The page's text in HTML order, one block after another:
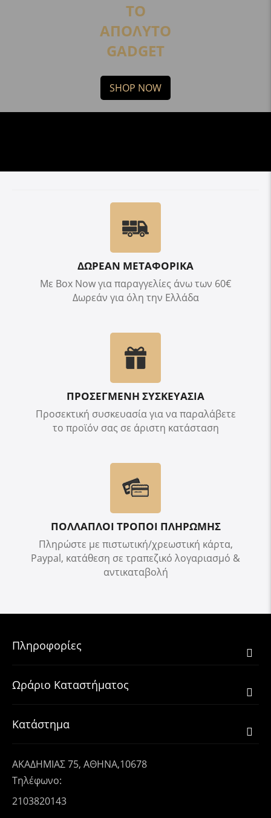
ΤΟ
ΑΠΟΛΥΤΟ
GADGET
SHOP NOW
ΔΩΡΕΑΝ ΜΕΤΑΦΟΡΙΚΑ
Με Box Now για παραγγελίες άνω των 60€
Δωρεάν για όλη την Ελλάδα
ΠΡΟΣΕΓΜΕΝΗ ΣΥΣΚΕΥΑΣΙΑ
Προσεκτική συσκευασία για να παραλάβετε
το προϊόν σας σε άριστη κατάσταση
ΠΟΛΛΑΠΛΟΙ ΤΡΟΠΟΙ ΠΛΗΡΩΜΗΣ
Πληρώστε με πιστωτική/χρεωστική κάρτα,
Paypal, κατάθεση σε τραπεζικό λογαριασμό &
αντικαταβολή
Πληροφορίες
Ωράριο Καταστήματος
Κατάστημα
ΑΚΑΔΗΜΙΑΣ 75, ΑΘΗΝΑ,10678
Τηλέφωνο:
2103820143